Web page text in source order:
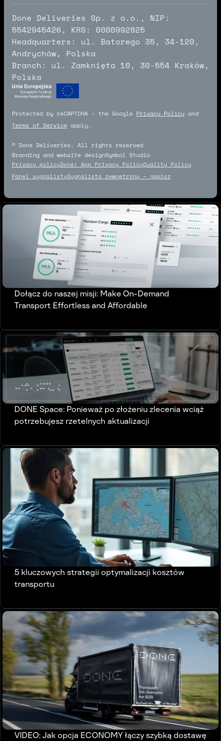
Done Deliveries Sp. z o.o., NIP:
5542945426, KRS: 0000992825
Headquarters: ul. Batorego 35, 34-120,
Andrychów, Polska
Branch: ul. Zamknięta 10, 30-554 Kraków,
Polska
Protected by reCAPTCHA - the Google Privacy Policy and
Terms of Service apply.
© Done Deliveries. All rights reserved
Branding and website designSymbol Studio
Symbol Studio
Privacy policyDone! App Privacy PolicyQuality Policy
Panel sygnalistySygnalista zewnętrzny – napisz
Dołącz do naszej misji: Make On-Demand
Transport Effortless and Affordable
DONE Space: Ponieważ po złożeniu zlecenia wciąż
potrzebujesz rzetelnych aktualizacji
5 kluczowych strategii optymalizacji kosztów
transportu
VIDEO: Jak opcja ECONOMY łączy szybką dostawę